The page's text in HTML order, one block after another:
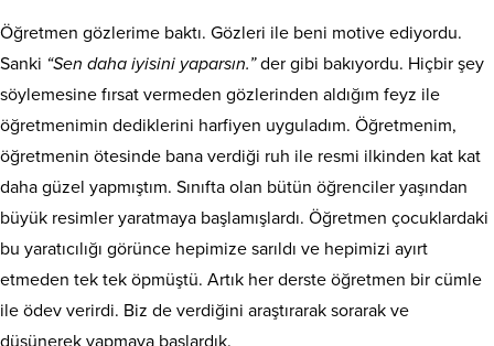
Öğretmen gözlerime baktı. Gözleri ile beni motive ediyordu.
Sanki “Sen daha iyisini yaparsın.”der gibi bakıyordu. Hiçbir şey
söylemesine fırsat vermeden gözlerinden aldığım feyz ile
öğretmenimin dediklerini harfiyen uyguladım. Öğretmenim,
öğretmenin ötesinde bana verdiği ruh ile resmi ilkinden kat kat
daha güzel yapmıştım. Sınıfta olan bütün öğrenciler yaşından
büyük resimler yaratmaya başlamışlardı. Öğretmen çocuklardaki
bu yaratıcılığı görünce hepimize sarıldı ve hepimizi ayırt
etmeden tek tek öpmüştü. Artık her derste öğretmen bir cümle
ile ödev verirdi. Biz de verdiğini araştırarak sorarak ve
düşünerek yapmaya başlardık.